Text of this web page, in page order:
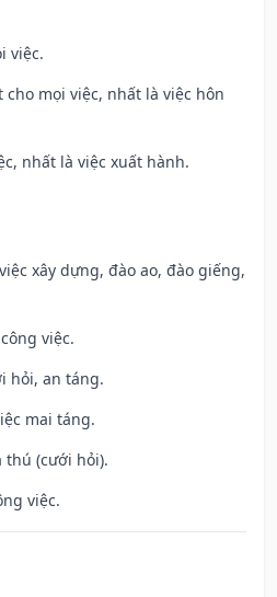
việc.
cho mọi việc, nhất là việc hôn
nhất là việc xuất hành.
xây dựng, đào ao, đào giếng,
việc.
hỏi, an táng.
mai táng.
thú (cưới hỏi).
việc.